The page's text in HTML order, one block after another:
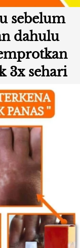
sebelum
dahulu
3x sehari